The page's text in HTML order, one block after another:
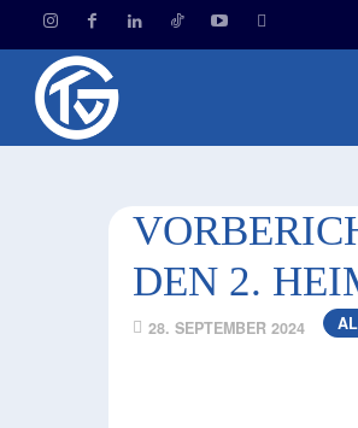
EN 2.
28. SEPTEMBER 2024